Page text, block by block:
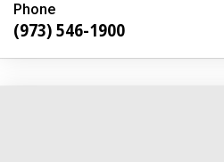
Phone
(973) 546-1900